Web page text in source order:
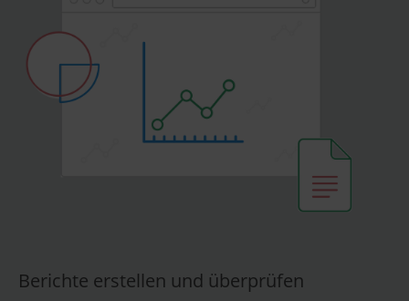
Berichte erstellen und überprüfen